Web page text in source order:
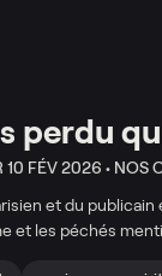
perdu
10 FÉV 2026 • NOS
et du
et les péchés